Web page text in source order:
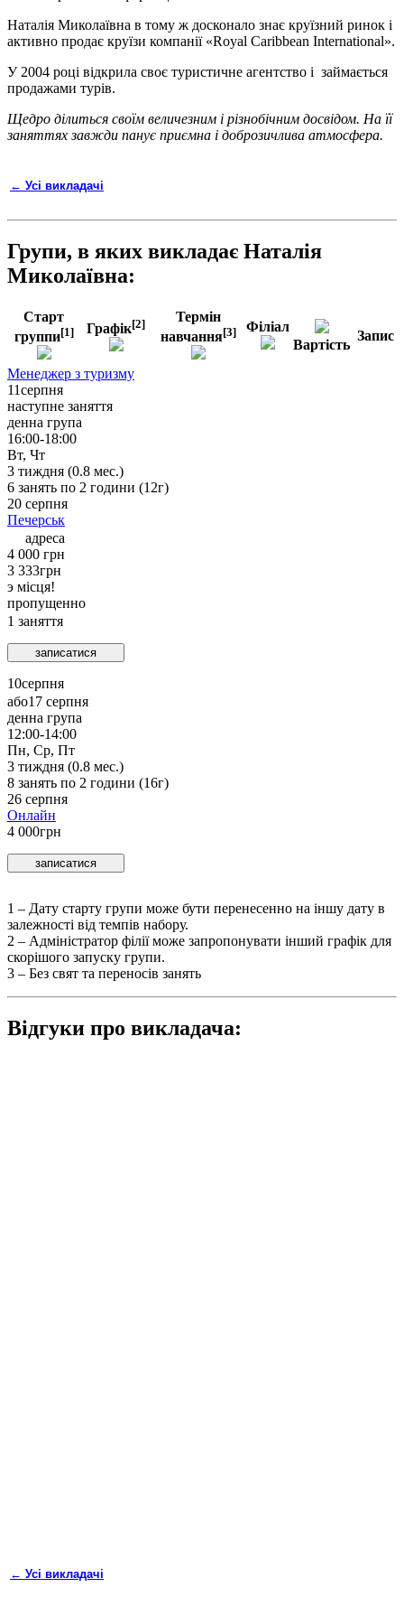
Наталія Миколаївна в тому ж досконало знає круїзний ринок і
активно продає круїзи компанії «Royal Caribbean Internationаl».
У 2004 році відкрила своє туристичне агентство і займається
продажами турів.
Щедро ділиться своїм величезним і різнобічним досвідом. На її
заняттях завжди панує приємна і доброзичлива атмосфера.
← Усі викладачі
Групи, в яких викладає Наталія
Миколаївна:
Старт
группи[1] Графік[2]
Термін
навчання[3]
Філіал
Вартість
Запис
Менеджер з туризму
11серпня
наступне заняття
денна група
16:00-18:00
Вт, Чт
3 тиждня (0.8 мес.)
6 занять по 2 години (12г)
20 серпня
Печерськ
адреса
4 000 грн
3 333грн
э місця!
пропущенно
1 заняття
записатися
10серпня
або17 серпня
денна група
12:00-14:00
Пн, Ср, Пт
3 тиждня (0.8 мес.)
8 занять по 2 години (16г)
26 серпня
Онлайн
4 000грн
записатися
1 – Дату старту групи може бути перенесенно на іншу дату в
залежностi вiд темпiв набору.
2 – Адмiнiстратор фiлiї може запропонувати інший графік для
скорішого запуску групи.
3 – Без свят та переносів занять
Відгуки про викладача:
← Усі викладачі